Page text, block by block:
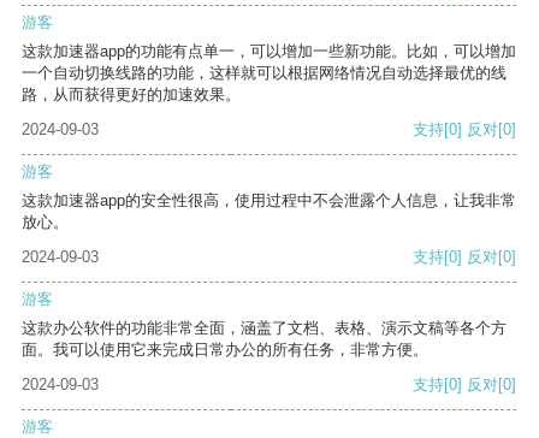
游客
这款加速器app的功能有点单一，可以增加一些新功能。比如，可以增加
一个自动切换线路的功能，这样就可以根据网络情况自动选择最优的线
路，从而获得更好的加速效果。
2024-09-03
支持[0] 反对[0]
游客
这款加速器app的安全性很高，使用过程中不会泄露个人信息，让我非常
放心。
2024-09-03
支持[0] 反对[0]
游客
这款办公软件的功能非常全面，涵盖了文档、表格、演示文稿等各个方
面。我可以使用它来完成日常办公的所有任务，非常方便。
2024-09-03
支持[0] 反对[0]
游客